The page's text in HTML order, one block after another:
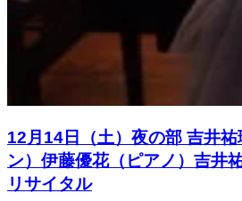
12月14日（土）夜の部 吉井祐
ン）伊藤優花（ピアノ）吉井
リサイタル